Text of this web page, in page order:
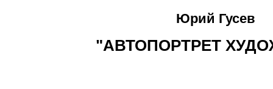
Юрий Гусев
"АВТОПОРТРЕТ